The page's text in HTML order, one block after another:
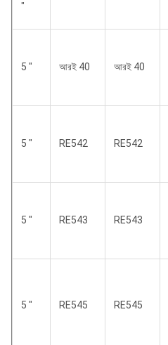
"
5 " আরই 40 আরই 40
5 " RE542 RE542
5 " RE543 RE543
5 " RE545 RE545